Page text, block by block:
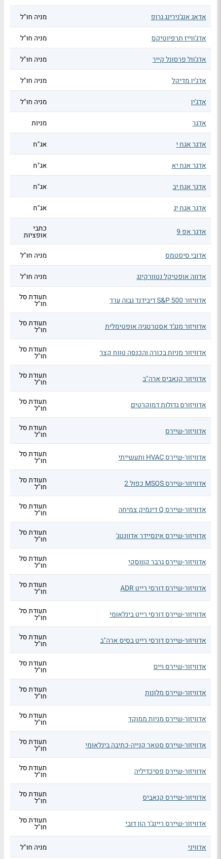
אדאג אנג'נירינג גרופ מניה חו"ל
אדג'ווייז תרפיוטיקס מניה חו"ל
אדג'וול פרסונל קייר מניה חו"ל
אדג'יו מדיקל מניה חו"ל
אדג'ין מניה חו"ל
אדגר מניות
אדגר אגח י אג"ח
אדגר אגח יא אג"ח
אדגר אגח יב אג"ח
אדגר אגח יג אג"ח
אדגר אפ 9 כתבי
אופציות
אדובי סיסטמס
מניה חו"ל
אדווה אופטיקל נטוורקינג מניה חו"ל
אדוויזור S&P 500 דיבידנד גבוה ערך תעודת סל
חו"ל
אדוויזור מנג'ד אסטרטגיה אופטימלית תעודת סל
חו"ל
אדוויזור מניות בכורה והכנסה טווח קצר תעודת סל
חו"ל
אדוויזור קנאביס ארה"ב תעודת סל
חו"ל
אדוויזורס גדולות דמוקרטים תעודת סל
חו"ל
אדוויזור-שיירס תעודת סל
חו"ל
אדוויזור-שיירס HVAC ותעשייתי תעודת סל
חו"ל
אדוויזור-שיירס MSOS כפול 2 תעודת סל
חו"ל
אדוויזור-שיירס Q דינמיק צמיחה תעודת סל
חו"ל
אדוויזור-שיירס אינסיידר אדוונטג' תעודת סל
חו"ל
אדוויזור-שיירס גרבר קוווסקי תעודת סל
חו"ל
אדוויזור-שיירס דורסי רייט ADR תעודת סל
חו"ל
אדוויזור-שיירס דורסי רייט בינלאומי תעודת סל
חו"ל
אדוויזור-שיירס דורסי רייט בסיס ארה"ב תעודת סל
חו"ל
אדוויזור-שיירס וייס תעודת סל
חו"ל
אדוויזור-שיירס מלונות תעודת סל
חו"ל
אדוויזור-שיירס מניות ממוקד תעודת סל
חו"ל
אדוויזור-שיירס סטאר קנייה-כתיבה בינלאומי תעודת סל
חו"ל
אדוויזור-שיירס פסיכדיליה תעודת סל
חו"ל
אדוויזור-שיירס קנאביס תעודת סל
חו"ל
אדוויזור-שיירס ריינג'ר הון דובי תעודת סל
חו"ל
אדוויני
מניה חו"ל